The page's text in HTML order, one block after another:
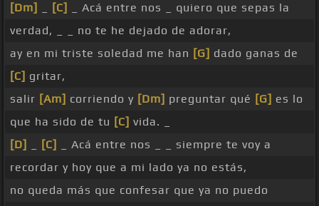
[Dm]
[C]
_ Acá entre nos _ quiero que sepas la
verdad, _ _ no te he dejado de adorar,
ay en mi triste soledad me han [G] dado ganas de
[C] gritar,
salir [Am] corriendo y [Dm] preguntar qué [G] es lo
que ha sido de tu [C] vida. _
[D]
[C]
_ Acá entre nos _ _ siempre te voy a
recordar y hoy que a mi lado ya no estás,
no queda más que confesar que ya no puedo